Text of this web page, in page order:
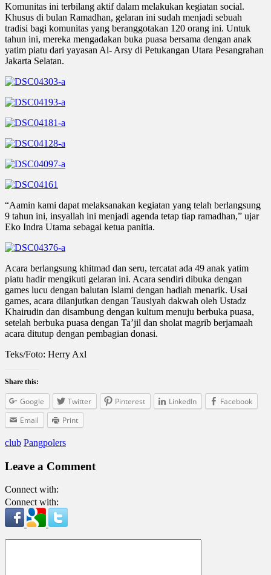
Komunitas ini terbilang aktif dalam melakukan kegiatan social.
Khusus di bulan Ramadhan, gelaran ini sudah menjadi sebuah
tradisi bagi komunitas yang beranggotakan 120 orang ini. Untuk
tahun ini, mereka mengadakan buka puasa bersama dengan anak
yatim piatu dari yayasan Al- Arsy di Petukangan Utara Pesangrahan
Jakarta Selatan.
“Aamin kami dapat melaksanakan kegiatan yang telah berlangsung
9 tahun ini, insyallah ini menjadi agenda tetap tiap ramadhan,” ujar
Eko Indra Utama sebagai ketua panitia.
Acara berlangsung khitmad dan seru, tercatat ada 49 anak yatim
piatu hadir mengikuti gelaran ini. Acara sendiri dibuka dengan
games lucu dengan balutan Islami dengan hadiah menarik. Usai
games, acara dilanjutkan dengan Tausiyah dakwah oleh Ustadz
Khairudin dan disambung dengan kultum menuju berbuka puasa,
setelah berbuka puasa dengan Ta’jil dan sholat magrib berjamaah
acara ditutup dengan pembagian donasi.
Teks/Foto: Herry Axl
Share this:
Google Twitter Pinterest LinkedIn
Facebook
Email
Print
club Pangpolers
Leave a Comment
Connect with:
Connect with: